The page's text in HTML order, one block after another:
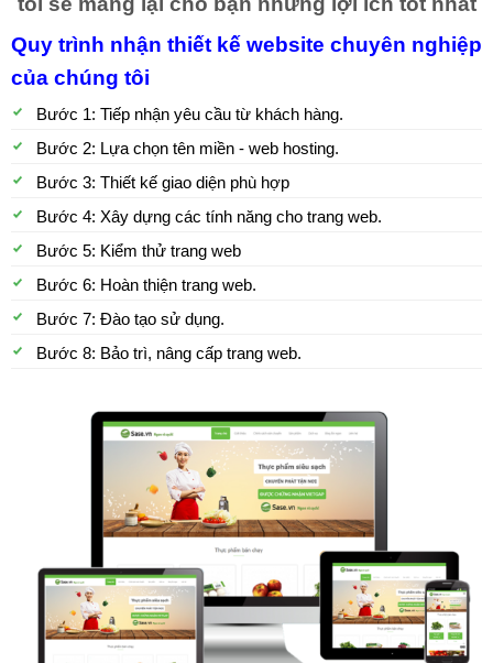
Quy trình nhận thiết kế website chuyên nghiệp
của chúng tôi
Bước 1: Tiếp nhận yêu cầu từ khách hàng.
Bước 2: Lựa chọn tên miền - web hosting.
Bước 3: Thiết kế giao diện phù hợp
Bước 4: Xây dựng các tính năng cho trang web.
Bước 5: Kiểm thử trang web
Bước 6: Hoàn thiện trang web.
Bước 7: Đào tạo sử dụng.
Bước 8: Bảo trì, nâng cấp trang web.